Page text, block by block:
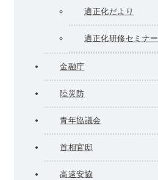
適正化だより
適正化研修セミナー
金融庁
陸災防
青年協議会
首相官邸
高速安協